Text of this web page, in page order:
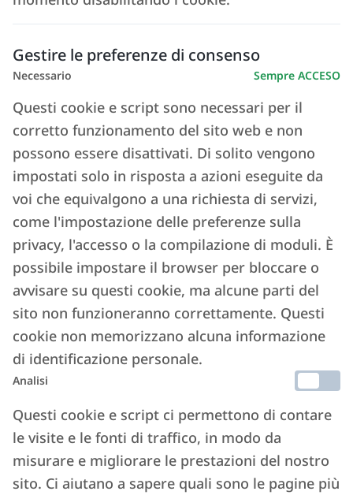
Gestire le preferenze di consenso
Necessario Sempre ACCESO
Questi cookie e script sono necessari per il
corretto funzionamento del sito web e non
possono essere disattivati. Di solito vengono
impostati solo in risposta a azioni eseguite da
voi che equivalgono a una richiesta di servizi,
come l'impostazione delle preferenze sulla
privacy, l'accesso o la compilazione di moduli. È
possibile impostare il browser per bloccare o
avvisare su questi cookie, ma alcune parti del
sito non funzioneranno correttamente. Questi
cookie non memorizzano alcuna informazione
di identificazione personale.
Analisi
Questi cookie e script ci permettono di contare
le visite e le fonti di traffico, in modo da
misurare e migliorare le prestazioni del nostro
sito. Ci aiutano a sapere quali sono le pagine più